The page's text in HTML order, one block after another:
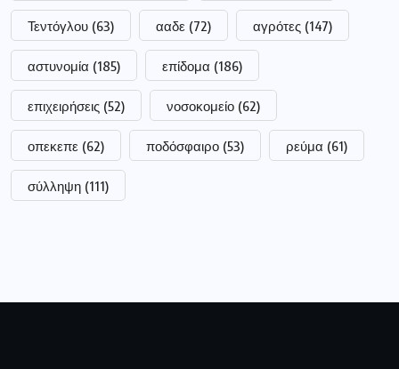
Τεντόγλου (63) ααδε (72) αγρότες (147)
αστυνομία (185) επίδομα (186)
επιχειρήσεις (52) νοσοκομείο (62)
οπεκεπε (62) ποδόσφαιρο (53) ρεύμα (61)
σύλληψη (111)